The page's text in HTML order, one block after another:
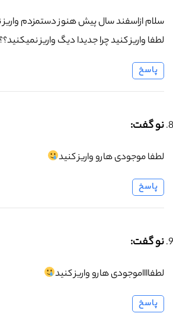
سلام از‌اسفند سال پیش هنوز دستمزدم
لطفا واریز کنید چرا جدیدا دیگ واریز
پاسخ
نو گفت:
لطفا موجودی هارو واریز کنید
پاسخ
نو گفت:
لطفااااموجودی هارو واریز کنید
پاسخ